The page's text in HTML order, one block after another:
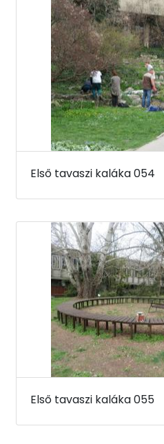
Első tavaszi kaláka 054
Első tavaszi kaláka 055